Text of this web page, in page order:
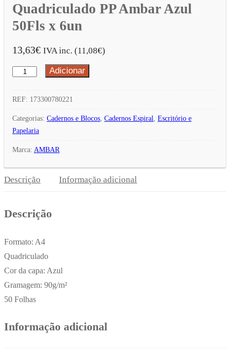
Quadriculado PP Ambar Azul
50Fls x 6un
13,63€ IVA inc. (11,08€)
Quantidade
Caderno
Espiral
A4
Ambar
Azul
x
Adicionar
REF: 173300780221
Categorias: Cadernos e Blocos, Cadernos Espiral, Escritório e
Papelaria
Marca: AMBAR
Descrição Informação adicional
Descrição
Formato: A4
Quadriculado
Cor da capa: Azul
Gramagem: 90g/m²
50 Folhas
Informação adicional